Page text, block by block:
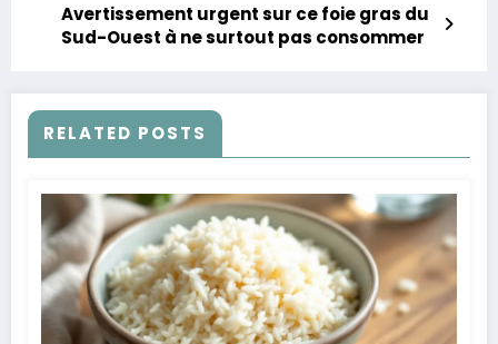
Avertissement urgent sur ce foie gras du
Sud-Ouest à ne surtout pas consommer
RELATED POSTS